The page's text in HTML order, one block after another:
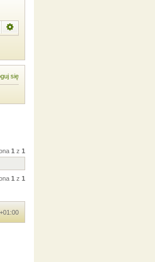
Szukaj
się
1 z 1
1 z 1